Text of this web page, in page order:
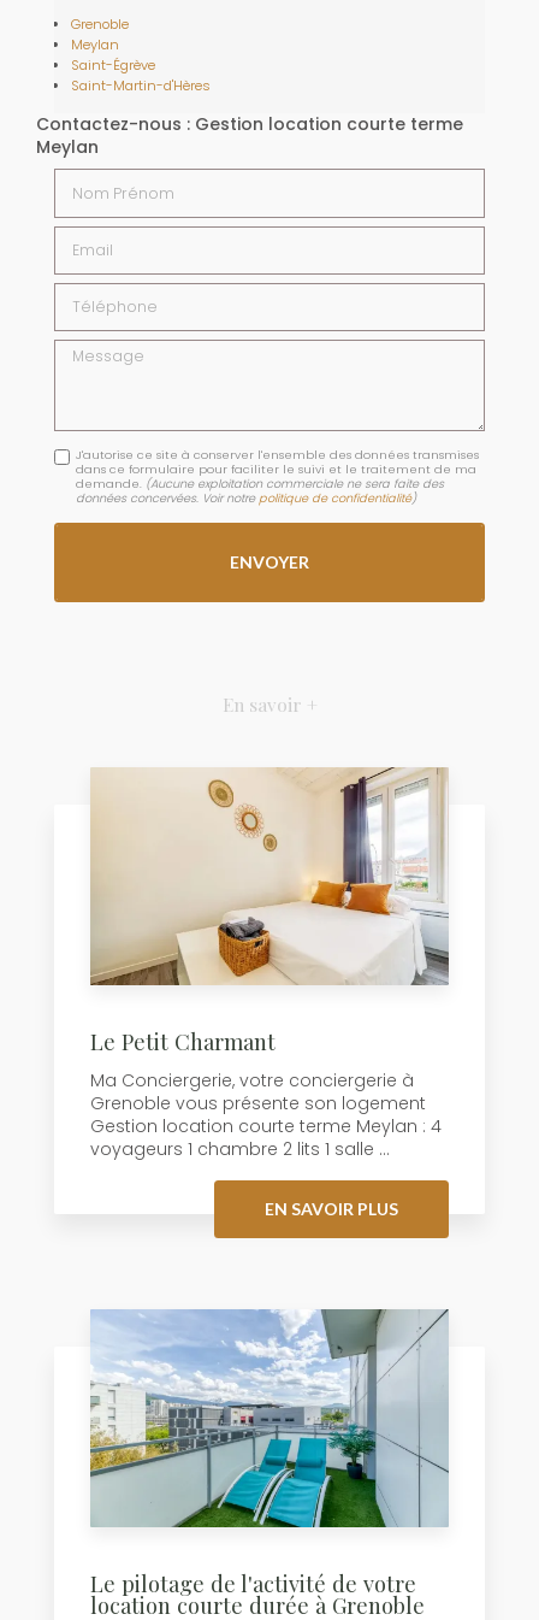
Grenoble
Meylan
Saint-Égrève
Saint-Martin-d'Hères
Contactez-nous : Gestion location courte terme
Meylan
Email
Téléphone
Message
J'autorise ce site à conserver l'ensemble des données transmises
dans ce formulaire pour faciliter le suivi et le traitement de ma
demande. (Aucune exploitation commerciale ne sera faite des
données concervées. Voir notrepolitique de confidentialité)
En savoir +
Le Petit Charmant
Ma Conciergerie, votre conciergerie à
Grenoble vous présente son logement
Gestion location courte terme Meylan : 4
voyageurs 1 chambre 2 lits 1 salle ...
EN SAVOIR PLUS
Le pilotage de l'activité de votre
location courte durée à Grenoble